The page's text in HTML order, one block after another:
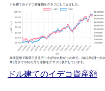
ドル建てのイデコ資産額